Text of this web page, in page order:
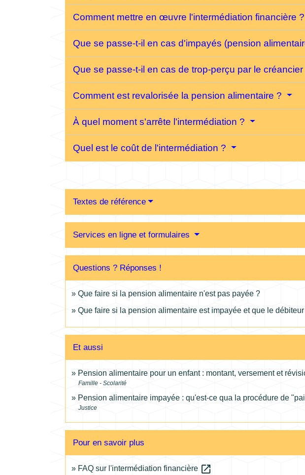
Comment mettre en œuvre l'intermédiation financière ?
Que se passe-t-il en cas d'impayés (pension
Que se passe-t-il en cas de trop-perçu par le créancier
Comment est revalorisée la pension alimentaire ?
À quel moment s'arrête l'intermédiation ?
Quel est le coût de l'intermédiation ?
Textes de référence
Services en ligne et formulaires
Questions ? Réponses !
Que faire si la pension alimentaire n'est pas payée ?
Que faire si la pension alimentaire est impayée et que le
Et aussi
Pension alimentaire pour un enfant : montant, versement et
Famille - Scolarité
Pension alimentaire impayée : qu'est-ce qua la procédure de
Justice
Pour en savoir plus
FAQ sur l'intermédiation financière open_in_new